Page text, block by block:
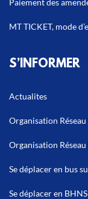
Paiement des
MT TICKET, mode
S’INFORMER
Actualites
Organisation
Organisation
Se déplacer en bus
Se déplacer en